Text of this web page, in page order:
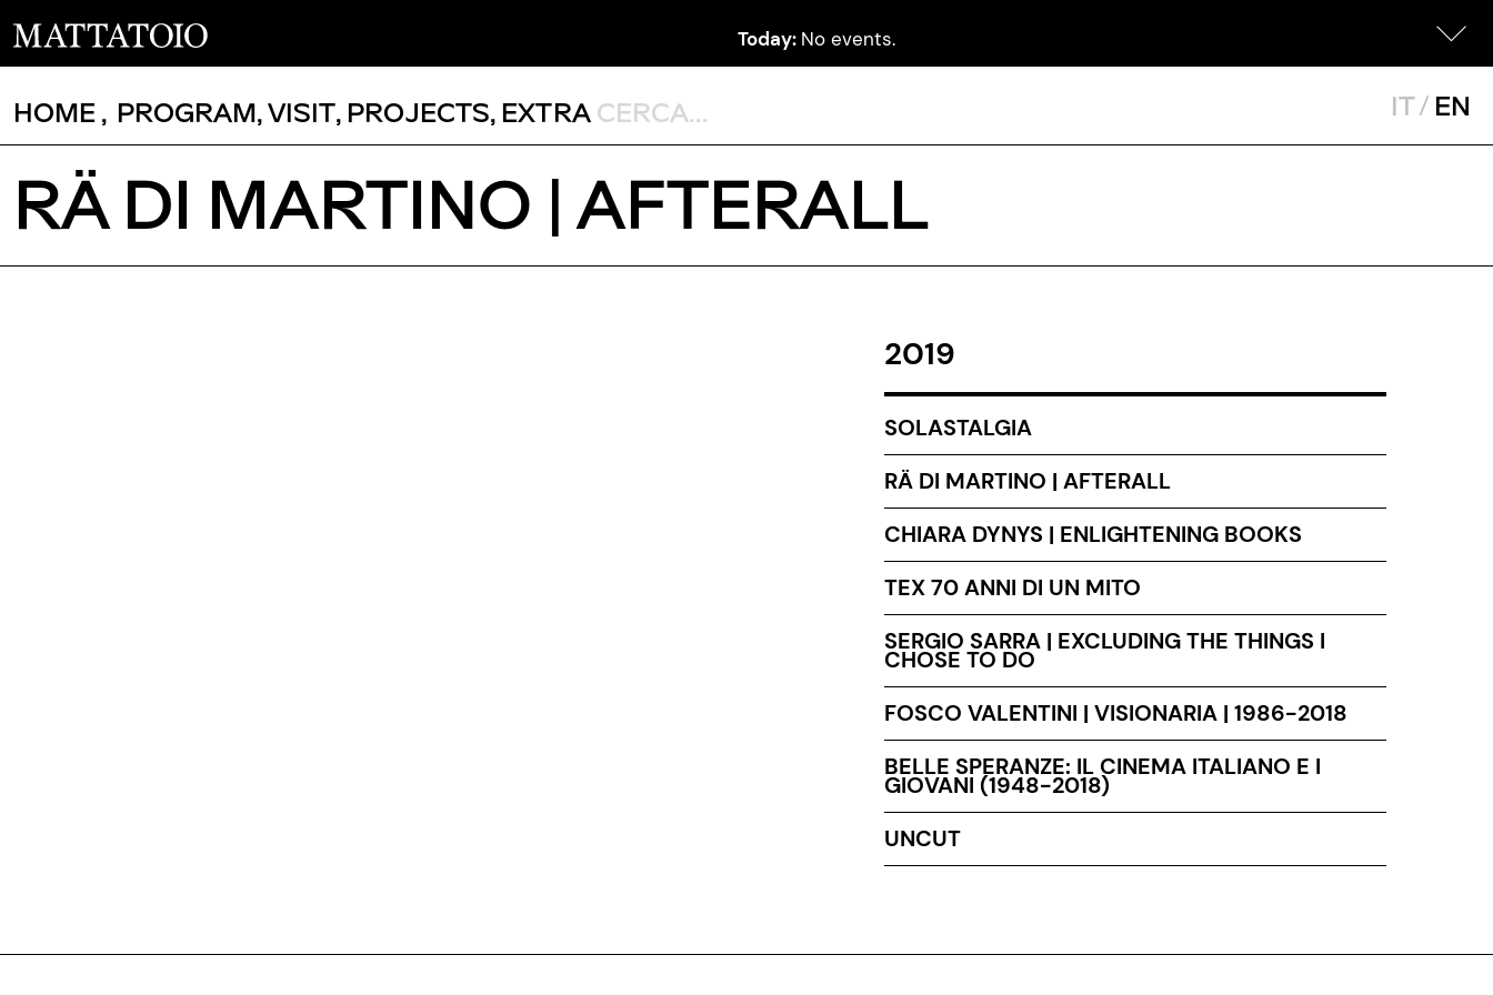
Today: No events.
HOME , PROGRAM,VISIT, PROJECTS, EXTRA IT/ EN
RÄ DI MARTINO | AFTERALL
2019
SOLASTALGIA
RÄ DI MARTINO | AFTERALL
CHIARA DYNYS | ENLIGHTENING BOOKS
TEX 70 ANNI DI UN MITO
SERGIO SARRA | EXCLUDING THE THINGS I
CHOSE TO DO
FOSCO VALENTINI | VISIONARIA | 1986-2018
BELLE SPERANZE: IL CINEMA ITALIANO E I
GIOVANI (1948-2018)
UNCUT